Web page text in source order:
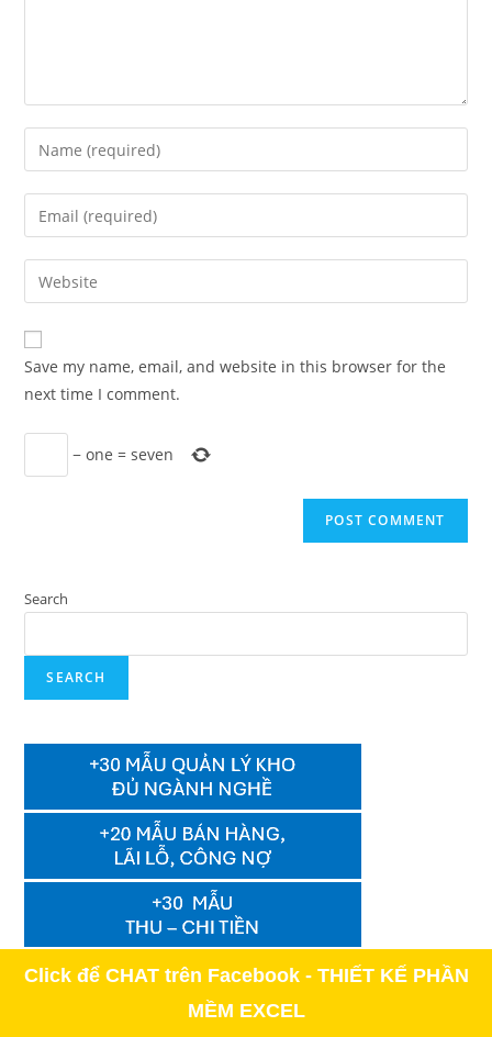
Save my name, email, and website in this browser for the
next time I comment.
−one =seven
Search
SEARCH
Click để CHAT trên Facebook - THIẾT KẾ PHẦN
MỀM EXCEL